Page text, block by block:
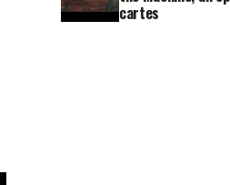
cartes